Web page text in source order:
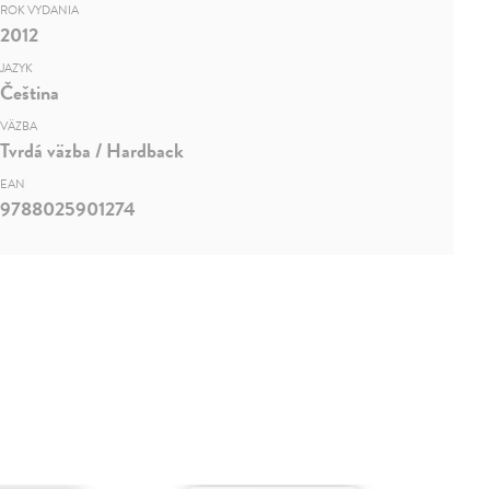
ROK VYDANIA
2012
JAZYK
Čeština
VÄZBA
Tvrdá väzba / Hardback
EAN
9788025901274